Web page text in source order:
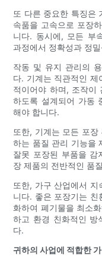
또 다른 중요한 특징은
속품을 고속으로 포장
니다. 동시에, 모든 부
과정에서 정확성과 정
작동 및 유지 관리의
다. 기계는 직관적인 제
적이어야 하며, 조작이
하도록 설계되어 가동
해야 합니다.
또한, 기계는 모든 포장
하는 품질 관리 기능을
잘못 포장된 부품을 감
장 제품의 전반적인 품
또한, 가구 산업에서
니다. 좋은 포장기는 친
화하여 폐기물을 최소
하고 환경 친화적인 방
다.
귀하의 사업에 적합한